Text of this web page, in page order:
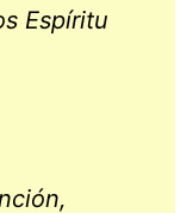
Espíritu